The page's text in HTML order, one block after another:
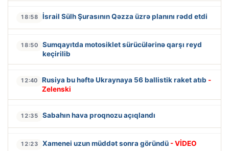
18:58 İsrail Sülh Şurasının Qəzza üzrə planını rədd etdi
18:50
Sumqayıtda motosiklet sürücülərinə qarşı reyd
keçirilib
12:40 Rusiya bu həftə Ukraynaya 56 ballistik raket atıb -
Zelenski
12:35 Sabahın hava proqnozu açıqlandı
12:23 Xamenei uzun müddət sonra göründü - VİDEO